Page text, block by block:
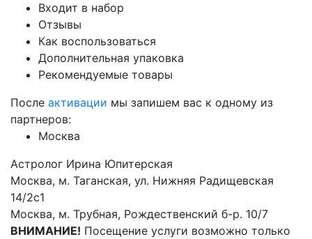
Входит в набор
Отзывы
Как воспользоваться
Дополнительная упаковка
Рекомендуемые товары
После активации мы запишем вас к одному из
партнеров:
Москва
Астролог Ирина Юпитерская
Москва, м. Таганская, ул. Нижняя Радищевская
14/2с1
Москва, м. Трубная, Рождественский б-р. 10/7
ВНИМАНИЕ! Посещение услуги возможно только